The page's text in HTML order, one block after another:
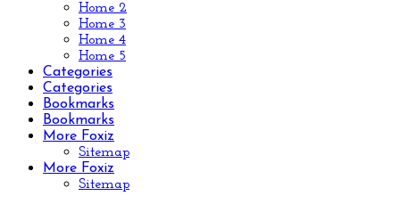
Home 2
Home 3
Home 4
Home 5
Categories
Categories
Bookmarks
Bookmarks
More Foxiz
Sitemap
More Foxiz
Sitemap